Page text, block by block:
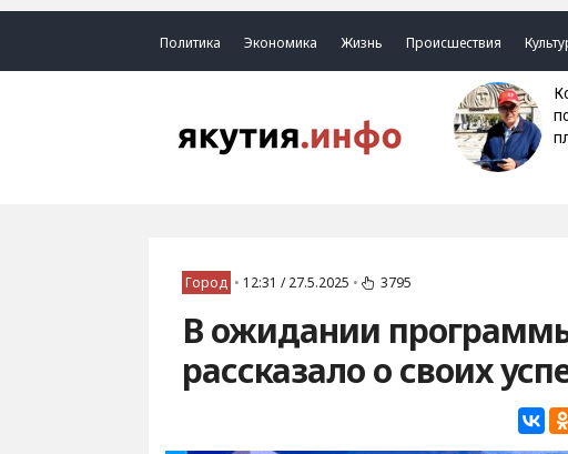
Политика Экономика Жизнь Происшествия
Коммунистам не дали
Город • 12:31 / 27.5.2025 • 3795
В ожидании
рассказало о своих